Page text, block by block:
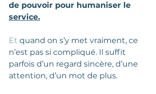
de pouvoir pour humaniser le
service.
Et quand on s’y met vraiment, ce
n’est pas si compliqué. Il suffit
parfois d’un regard sincère, d’une
attention, d’un mot de plus.